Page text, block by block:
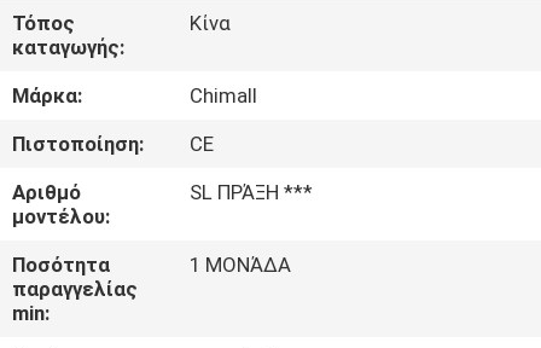
ΕΜΕΊΣ
ΓΎΡΟΣ
ΕΡΓΟΣΤΑΣΊΩΝ
ΠΟΙΟΤΙΚΌΣ
ΈΛΕΓΧΟΣ
Τόπος
καταγωγής:
Κίνα
Μάρκα:
Chimall
Πιστοποίηση:
CE
Αριθμό
μοντέλου:
SL ΠΡΆΞΗ ***
Ποσότητα
παραγγελίας
min:
1 ΜΟΝΆΔΑ